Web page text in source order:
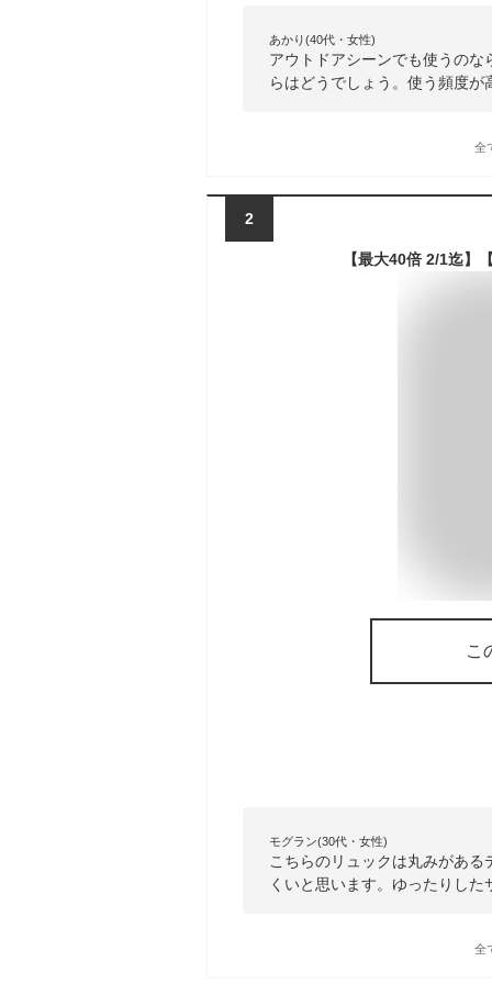
あかり(40代・女性)
アウトドアシーンでも使うの
らはどうでしょう。使う頻度
全
2
こ
モグラン(30代・女性)
こちらのリュックは丸みがあ
くいと思います。ゆったりし
全